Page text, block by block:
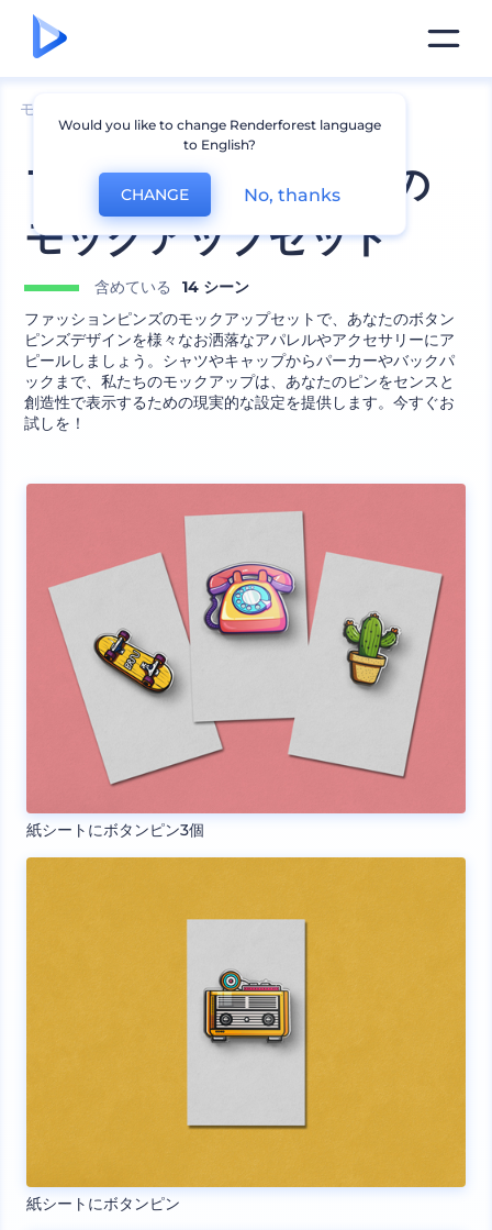
モックアップ
ファッションピンズの
モックアップセット
含めている
14 シーン
ファッションピンズのモックアップセットで、あなたのボタン
ピンズデザインを様々なお洒落なアパレルやアクセサリーにア
ピールしましょう。シャツやキャップからパーカーやバックパ
ックまで、私たちのモックアップは、あなたのピンをセンスと
創造性で表示するための現実的な設定を提供します。今すぐお
試しを！
紙シートにボタンピン3個
紙シートにボタンピン
Would you like to change Renderforest language
to English?
CHANGE No, thanks